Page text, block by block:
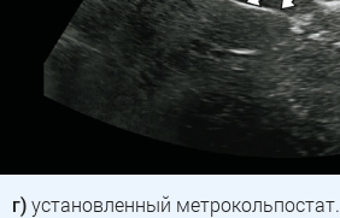
г)установленный метрокольпостат.